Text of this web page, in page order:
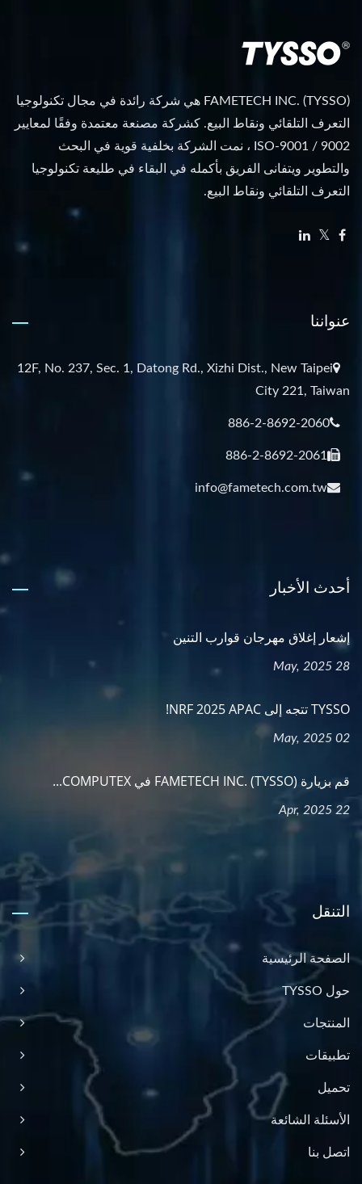
FAMETECH INC. (TYSSO) هي شركة رائدة في مجال تكنولوجيا
التعرف التلقائي ونقاط البيع. كشركة مصنعة معتمدة وفقًا لمعايير
ISO-9001 / 9002 ، نمت الشركة بخلفية قوية في البحث
والتطوير ويتفانى الفريق بأكمله في البقاء في طليعة تكنولوجيا
التعرف التلقائي ونقاط البيع.
عنواننا
12F, No. 237, Sec. 1, Datong Rd., Xizhi Dist., New Taipei
City 221, Taiwan
886-2-8692-2060
886-2-8692-2061
info@fametech.com.tw
أحدث الأخبار
إشعار إغلاق مهرجان قوارب التنين
28 May, 2025
TYSSO تتجه إلى NRF 2025 APAC!
02 May, 2025
قم بزيارة FAMETECH INC. (TYSSO) في COMPUTEX...
22 Apr, 2025
التنقل
الصفحة الرئيسية
حول TYSSO
المنتجات
تطبيقات
تحميل
الأسئلة الشائعة
اتصل بنا